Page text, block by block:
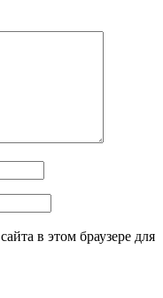
в этом браузере для